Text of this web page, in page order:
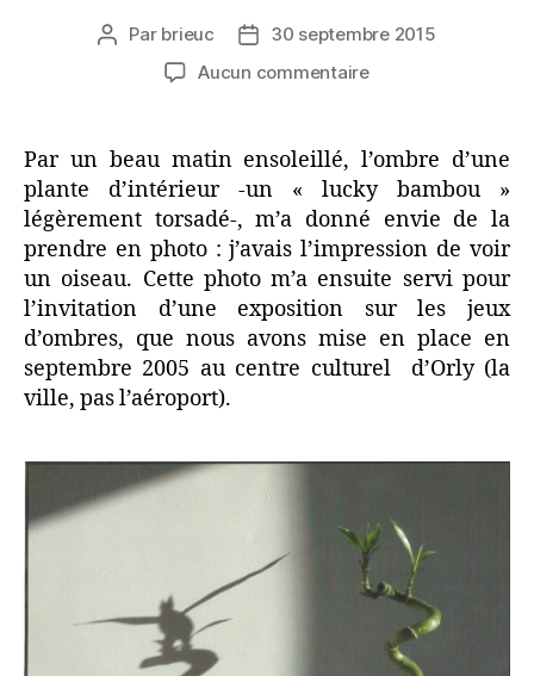
Auteur
Par brieuc
Date30 septembre 2015
Aucun commentairesur
Par un beau matin ensoleillé, l’ombre d’une
plante d’intérieur -un « lucky bambou »
légèrement torsadé-, m’a donné envie de la
prendre en photo : j’avais l’impression de voir
un oiseau. Cette photo m’a ensuite servi pour
l’invitation d’une exposition sur les jeux
d’ombres, que nous avons mise en place en
septembre 2005 au centre culturel d’Orly (la
ville, pas l’aéroport).